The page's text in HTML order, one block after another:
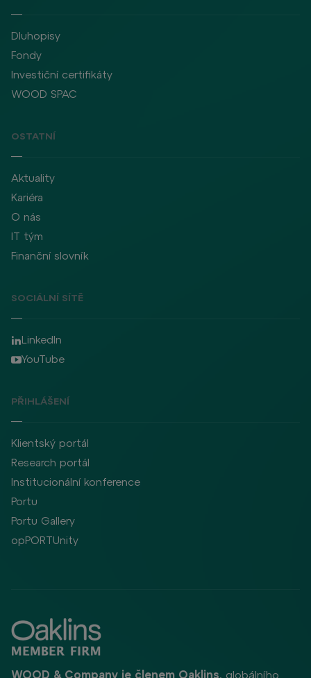
Dluhopisy
Fondy
Investiční certifikáty
WOOD SPAC
OSTATNÍ
Aktuality
Kariéra
O nás
IT tým
Finanční slovník
SOCIÁLNÍ SÍTĚ
LinkedIn
YouTube
PŘIHLÁŠENÍ
Klientský portál
Research portál
Institucionální konference
Portu
Portu Gallery
opPORTUnity
WOOD & Company je členem Oaklins, globálního